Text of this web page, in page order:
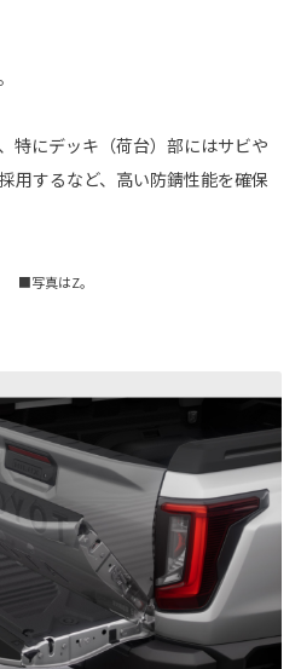
特にデッキ（荷台）部にはサビや
用するなど、高い防錆性能を確保
■写真はZ。